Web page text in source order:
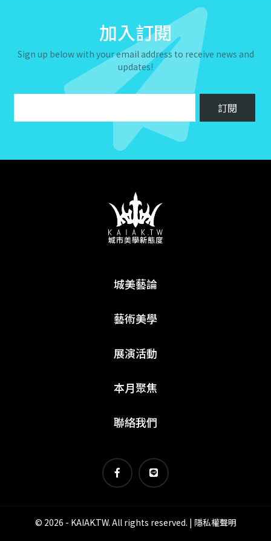
加入訂閱
Sign up below with your email address to receive news and
updates!
城美藝論
藝術美學
展演活動
本月聚焦
聯絡我們
© 2026 - KAIAK.TW. All rights reserved. | 隱私權聲明